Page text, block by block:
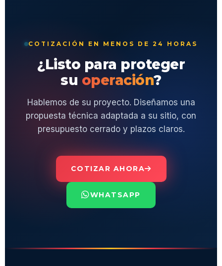
COTIZACIÓN EN MENOS DE 24 HORAS
¿Listo para proteger
su operación?
Hablemos de su proyecto. Diseñamos una
propuesta técnica adaptada a su sitio, con
presupuesto cerrado y plazos claros.
COTIZAR AHORA
WHATSAPP